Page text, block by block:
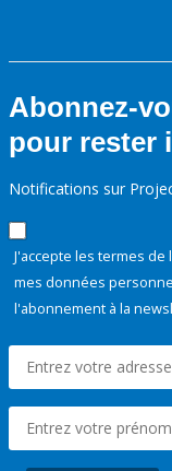
Abonnez-
pour rester
Notifications sur
J'accepte les termes de
mes données
l'abonnement à la